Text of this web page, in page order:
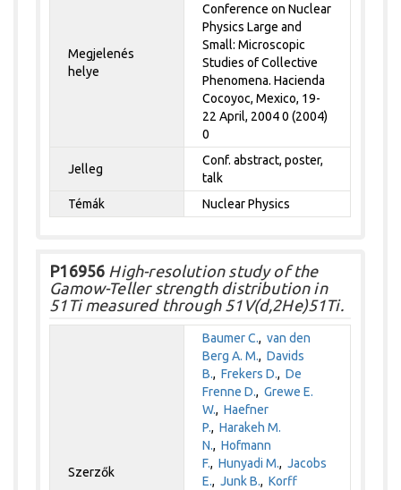
Megjelenés
helye
Conference on Nuclear
Physics Large and
Small: Microscopic
Studies of Collective
Phenomena. Hacienda
Cocoyoc, Mexico, 19-
22 April, 2004 0 (2004)
0
Jelleg
Conf. abstract, poster,
talk
Témák
Nuclear Physics
P16956 High-resolution study of the
Gamow-Teller strength distribution in
51Ti measured through 51V(d,2He)51Ti.
Szerzők
Baumer C.,van den
Berg A. M.,Davids
B.,Frekers D.,De
Frenne D.,Grewe E.
W.,Haefner
P.,Harakeh M.
N.,Hofmann
F.,Hunyadi M.,Jacobs
E.,Junk B.,Korff